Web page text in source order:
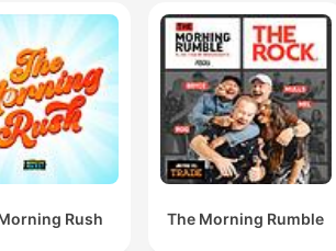
Rush The Morning Rumble